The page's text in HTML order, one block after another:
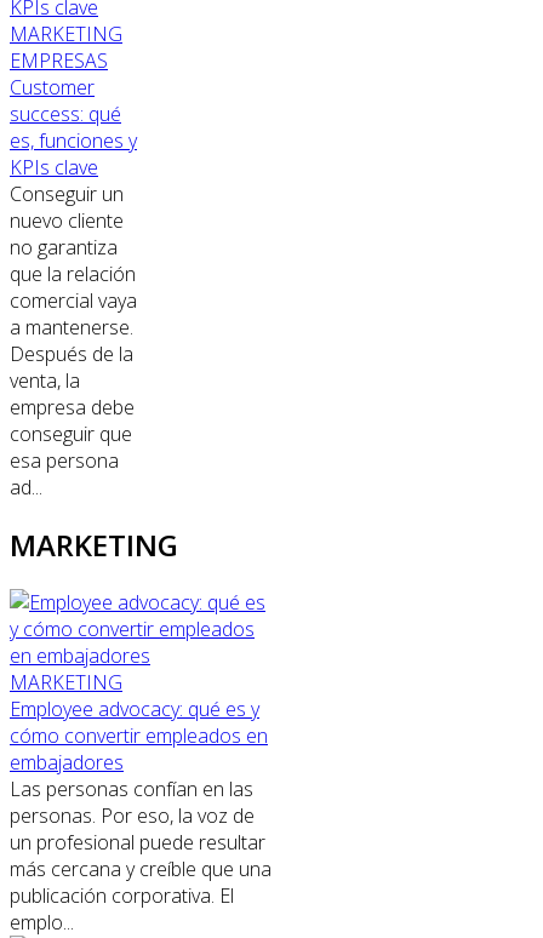
MARKETING
EMPRESAS
Customer
success: qué
es, funciones y
KPIs clave
Conseguir un
nuevo cliente
no garantiza
que la relación
comercial vaya
a mantenerse.
Después de la
venta, la
empresa debe
conseguir que
esa persona
ad...
MARKETING
MARKETING
Employee advocacy: qué es y
cómo convertir empleados en
embajadores
Las personas confían en las
personas. Por eso, la voz de
un profesional puede resultar
más cercana y creíble que una
publicación corporativa. El
emplo...